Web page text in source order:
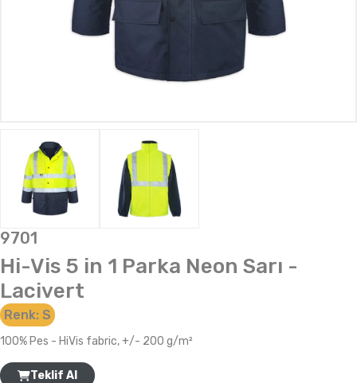
9701
Hi-Vis 5 in 1 Parka Neon Sarı -
Lacivert
Renk: S
100% Pes - HiVis fabric, +/- 200 g/m²
Teklif Al